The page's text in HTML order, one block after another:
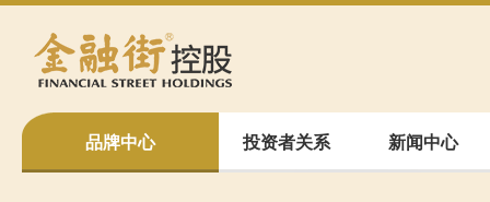
品牌中心 投资者关系 新闻中心